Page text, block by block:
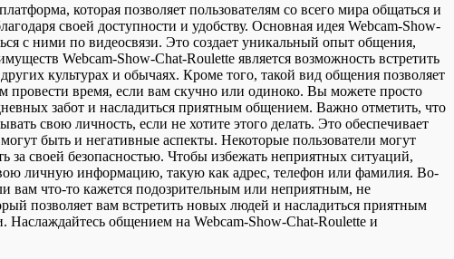
которая позволяет пользователям со всего мира общаться и
своей доступности и удобству. Основная идея Webcam-Show-
с ними по видеосвязи. Это создает уникальный опыт общения,
Webcam-Show-Chat-Roulette является возможность встретить
культурах и обычаях. Кроме того, такой вид общения позволяет
провести время, если вам скучно или одиноко. Вы можете просто
забот и насладиться приятным общением. Важно отметить, что
свою личность, если не хотите этого делать. Это обеспечивает
быть и негативные аспекты. Некоторые пользователи могут
своей безопасностью. Чтобы избежать неприятных ситуаций,
личную информацию, такую как адрес, телефон или фамилия. Во-
вам что-то кажется подозрительным или неприятным, не
позволяет вам встретить новых людей и насладиться приятным
общением на Webcam-Show-Chat-Roulette и